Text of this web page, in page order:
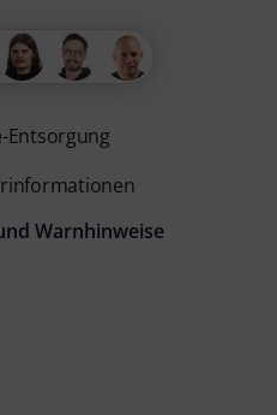
Entsorgung
Warnhinweise